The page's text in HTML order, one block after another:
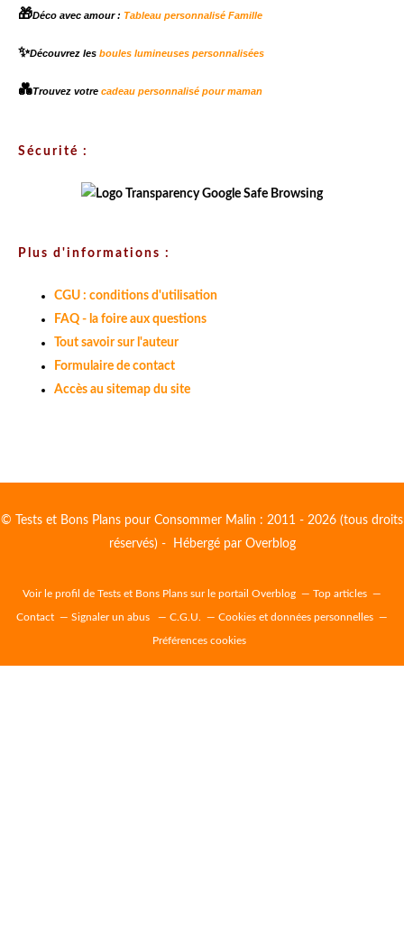
🎁Déco avec amour : Tableau personnalisé Famille
✨Découvrez les boules lumineuses personnalisées
💑Trouvez votre cadeau personnalisé pour maman
Sécurité :
Plus d'informations :
CGU : conditions d'utilisation
FAQ - la foire aux questions
Tout savoir sur l'auteur
Formulaire de contact
Accès au sitemap du site
© Tests et Bons Plans pour Consommer Malin : 2011 - 2026 (tous droits
réservés) - Hébergé par Overblog
Voir le profil de Tests et Bons Plans sur le portail Overblog Top articles
Contact Signaler un abus C.G.U. Cookies et données personnelles
Préférences cookies